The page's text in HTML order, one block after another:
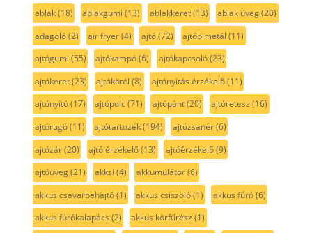
ablak(18) ablakgumi (13) ablakkeret(13) ablak üveg(20)
adagoló(2) air fryer(4) ajtó(72) ajtóbimetál (11)
ajtógumi (55) ajtókampó(6) ajtókapcsoló(23)
ajtókeret(23) ajtókötél (8) ajtónyitás érzékelő(11)
ajtónyitó(17) ajtópolc(71) ajtópánt(20) ajtóretesz (16)
ajtórugó(11) ajtótartozék(194) ajtózsanér(6)
ajtózár(20) ajtó érzékelő(13) ajtóérzékelő(9)
ajtóüveg(21) akksi (4) akkumulátor(6)
akkus csavarbehajtó(1) akkus csiszoló(1) akkus fúró(6)
akkus fúrókalapács (2) akkus körfűrész (1)